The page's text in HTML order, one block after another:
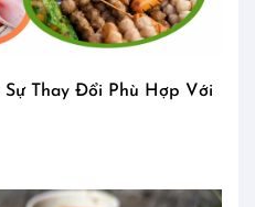
Sự Thay Đổi Phù Hợp Với